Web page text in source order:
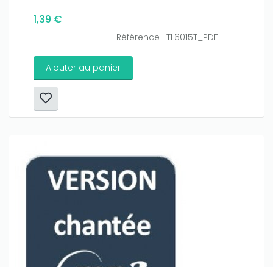
1,39 €
Référence : TL6015T_PDF
Ajouter au panier